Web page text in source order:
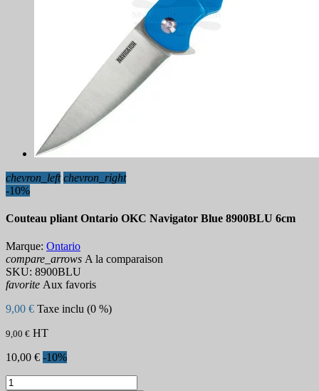
chevron_left chevron_right
-10%
Couteau pliant Ontario OKC Navigator Blue 8900BLU 6cm
Marque: Ontario
compare_arrows A la comparaison
SKU: 8900BLU
favorite Aux favoris
9,00 € Taxe inclu (0 %)
9,00 € HT
10,00 € -10%